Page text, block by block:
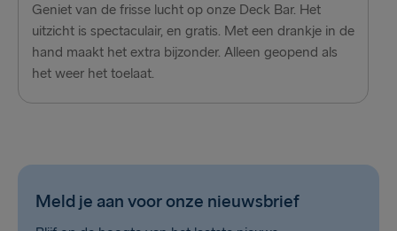
Geniet van de frisse lucht op onze Deck Bar. Het
uitzicht is spectaculair, en gratis. Met een drankje in de
hand maakt het extra bijzonder. Alleen geopend als
het weer het toelaat.
Meld je aan voor onze nieuwsbrief